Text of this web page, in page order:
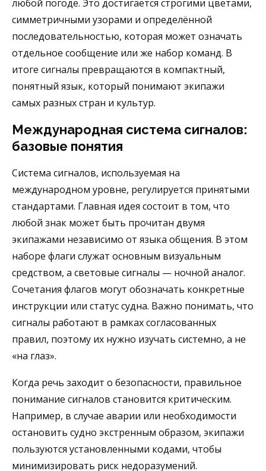
любой погоде. Это достигается строгими цветами,
симметричными узорами и определённой
последовательностью, которая может означать
отдельное сообщение или же набор команд. В
итоге сигналы превращаются в компактный,
понятный язык, который понимают экипажи
самых разных стран и культур.
Международная система сигналов:
базовые понятия
Система сигналов, используемая на
международном уровне, регулируется принятыми
стандартами. Главная идея состоит в том, что
любой знак может быть прочитан двумя
экипажами независимо от языка общения. В этом
наборе флаги служат основным визуальным
средством, а световые сигналы — ночной аналог.
Сочетания флагов могут обозначать конкретные
инструкции или статус судна. Важно понимать, что
сигналы работают в рамках согласованных
правил, поэтому их нужно изучать системно, а не
«на глаз».
Когда речь заходит о безопасности, правильное
понимание сигналов становится критическим.
Например, в случае аварии или необходимости
остановить судно экстренным образом, экипажи
пользуются установленными кодами, чтобы
минимизировать риск недоразумений.